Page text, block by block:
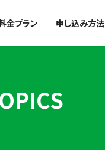
金プラン 申し込み方法